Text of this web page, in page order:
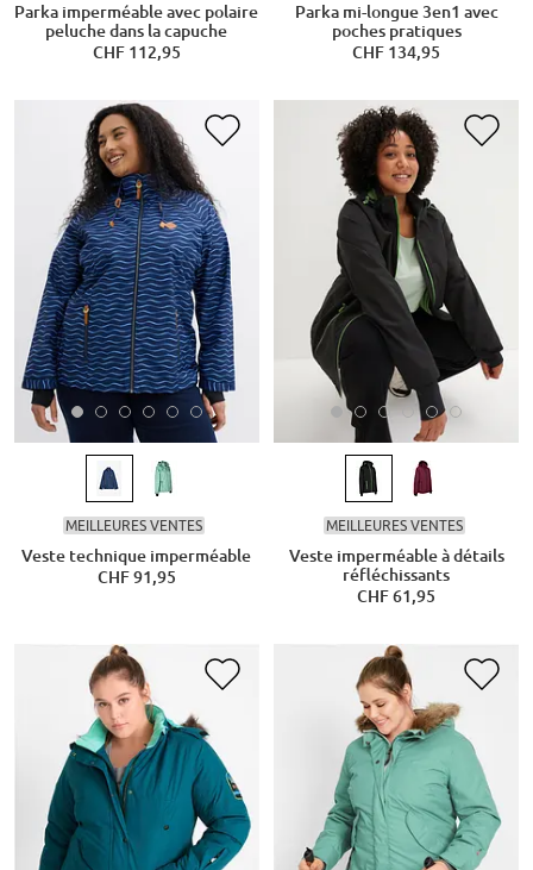
Parka imperméable avec polaire
peluche dans la capuche
CHF 112,95
Parka mi-longue 3en1 avec
poches pratiques
CHF 134,95
MEILLEURES VENTES
Veste technique imperméable
CHF 91,95
MEILLEURES VENTES
Veste imperméable à détails
réfléchissants
CHF 61,95